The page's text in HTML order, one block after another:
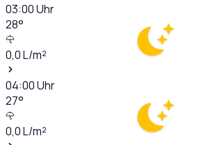
03:00Uhr
28°
0,0L/m²
04:00Uhr
27°
0,0L/m²